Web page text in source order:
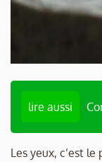
lire aussi
Les yeux, c’est